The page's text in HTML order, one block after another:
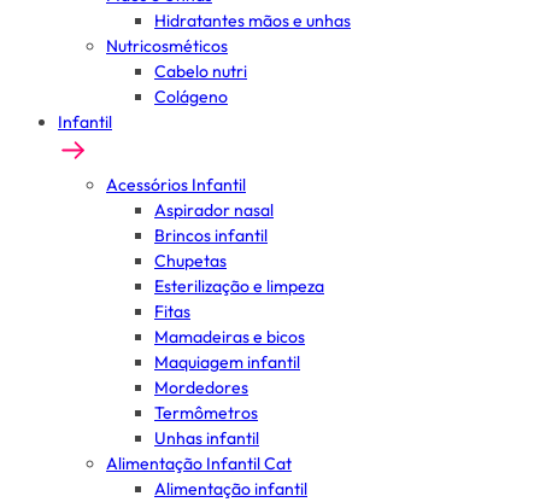
Hidratantes mãos e unhas
Nutricosméticos
Cabelo nutri
Colágeno
Infantil
Acessórios Infantil
Aspirador nasal
Brincos infantil
Chupetas
Esterilização e limpeza
Fitas
Mamadeiras e bicos
Maquiagem infantil
Mordedores
Termômetros
Unhas infantil
Alimentação Infantil Cat
Alimentação infantil